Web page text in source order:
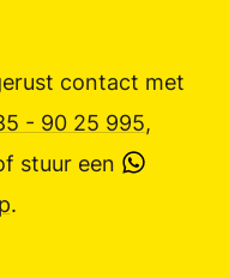
contact met
- 90 25 995,
stuur een
.